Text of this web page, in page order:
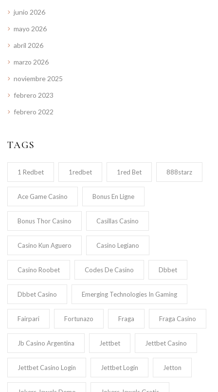
junio 2026
mayo 2026
abril 2026
marzo 2026
noviembre 2025
febrero 2023
febrero 2022
TAGS
1 Redbet 1redbet 1red Bet 888starz
Ace Game Casino Bonus En Ligne
Bonus Thor Casino Casillas Casino
Casino Kun Aguero Casino Legiano
Casino Roobet Codes De Casino Dbbet
Dbbet Casino Emerging Technologies In Gaming
Fairpari Fortunazo Fraga Fraga Casino
Jb Casino Argentina Jettbet Jettbet Casino
Jettbet Casino Login Jettbet Login Jetton